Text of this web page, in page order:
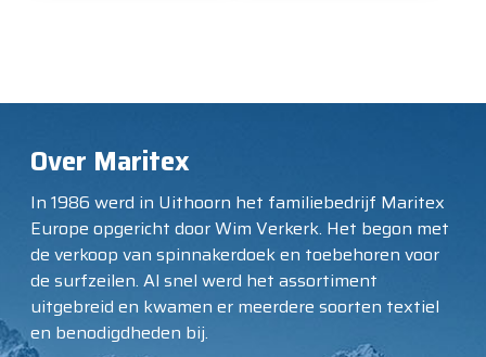
Over Maritex
In 1986 werd in Uithoorn het familiebedrijf Maritex
Europe opgericht door Wim Verkerk. Het begon met
de verkoop van spinnakerdoek en toebehoren voor
de surfzeilen. Al snel werd het assortiment
uitgebreid en kwamen er meerdere soorten textiel
en benodigdheden bij.